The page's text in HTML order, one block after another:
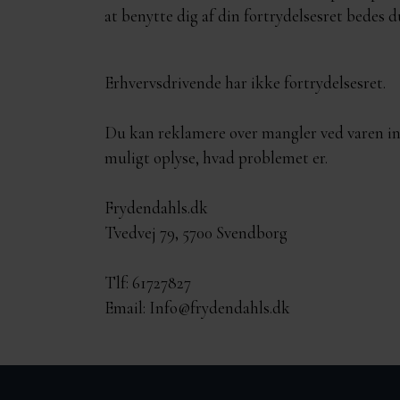
at benytte dig af din fortrydelsesret bedes
Erhvervsdrivende har ikke fortrydelsesret.
Du kan reklamere over mangler ved varen
muligt oplyse, hvad problemet er.
Frydendahls.dk
Tvedvej 79, 5700 Svendborg
Tlf: 61727827
Email: Info@frydendahls.dk